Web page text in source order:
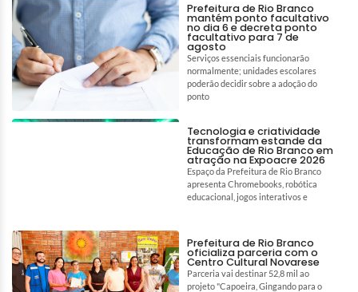
Prefeitura de Rio Branco
mantém ponto facultativo
no dia 6 e decreta ponto
facultativo para 7 de
agosto
Serviços essenciais funcionarão
normalmente; unidades escolares
poderão decidir sobre a adoção do
ponto
Tecnologia e criatividade
transformam estande da
Educação de Rio Branco em
atração na Expoacre 2026
Espaço da Prefeitura de Rio Branco
apresenta Chromebooks, robótica
educacional, jogos interativos e
Prefeitura de Rio Branco
oficializa parceria com o
Centro Cultural Novarese
Parceria vai destinar 52,8 mil ao
projeto "Capoeira, Gingando para o